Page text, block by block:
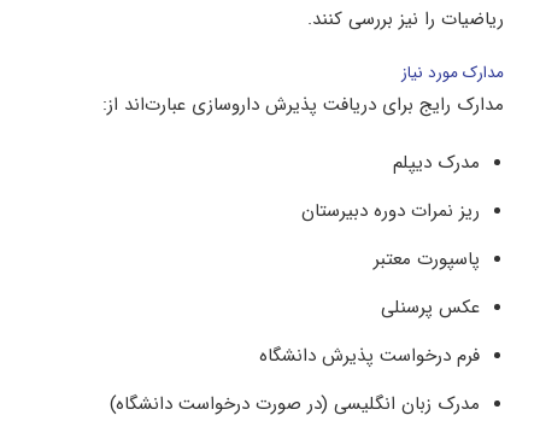
ریاضیات را نیز بررسی کنند.
مدارک مورد نیاز
مدارک رایج برای دریافت پذیرش داروسازی عبارت‌اند از:
مدرک دیپلم
ریز نمرات دوره دبیرستان
پاسپورت معتبر
عکس پرسنلی
فرم درخواست پذیرش دانشگاه
مدرک زبان انگلیسی (در صورت درخواست دانشگاه)